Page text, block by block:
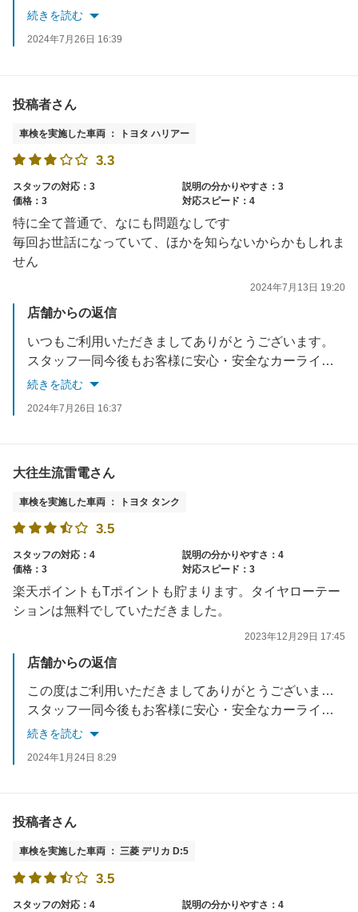
またのご来店をお待ちしております。
続きを読む
2024年7月26日 16:39
投稿者さん
車検を実施した車両 ： トヨタ ハリアー
3.3
スタッフの対応：3
説明の分かりやすさ：3
価格：3
対応スピード：4
特に全て普通で、なにも問題なしです
毎回お世話になっていて、ほかを知らないからかもしれま
せん
2024年7月13日 19:20
店舗からの返信
いつもご利用いただきましてありがとうございます。
スタッフ一同今後もお客様に安心・安全なカーライフをお届けできるよう努力していきます。
何かお困り事がありましたらいつでもご連絡ください。
続きを読む
2024年7月26日 16:37
大往生流雷電さん
車検を実施した車両 ： トヨタ タンク
3.5
スタッフの対応：4
説明の分かりやすさ：4
価格：3
対応スピード：3
楽天ポイントもTポイントも貯まります。タイヤローテー
ションは無料でしていただきました。
2023年12月29日 17:45
店舗からの返信
この度はご利用いただきましてありがとうございます。
スタッフ一同今後もお客様に安心・安全なカーライフをお届けできるよう努力していきます。
何かお困り事がありましたらいつでもご連絡ください。
続きを読む
2024年1月24日 8:29
投稿者さん
車検を実施した車両 ： 三菱 デリカ D:5
3.5
スタッフの対応：4
説明の分かりやすさ：4